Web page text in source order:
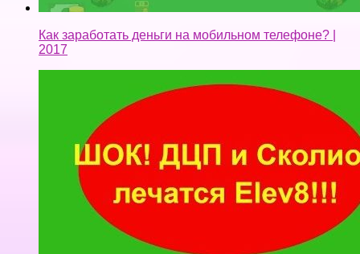
Как заработать деньги на мобильном телефоне? |
2017